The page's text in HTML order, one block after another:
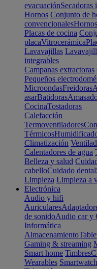
evacuaciónSecadoras
Hornos Conjunto de
convencionales
Placas de cocina
placaVitrocerámica
Lavavajillas
integrables
Campanas extractoras
Pequeños
MicroondasFreidoras
asarBatidoras
CocinaTostadoras
Calefacción
Termoventiladores
Térmicos
Climatización
Calentadores de agua
Belleza y salud
cabelloCuidado dental
Limpieza Limpieza a
Electrónica
Audio y hifi
Auriculares
de sonidoAudio car y
Informática
Almacenamiento
Gaming & streaming
Smart home Timbres
Wearables